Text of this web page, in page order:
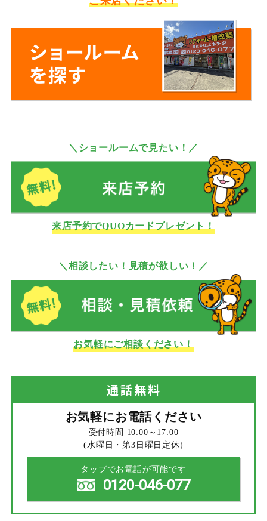
＼ショールームで見たい！／
来店予約でQUOカードプレゼント！
＼相談したい！見積が欲しい！／
お気軽にご相談ください！
通話無料
お気軽にお電話ください
受付時間 10:00～17:00
(水曜日・第3日曜日定休)
タップでお電話が可能です
0120-046-077